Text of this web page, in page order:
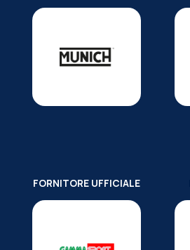
FORNITORE UFFICIALE